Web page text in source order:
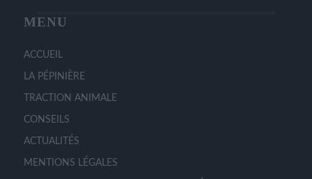
MENU
ACCUEIL
LA PÉPINIÈRE
TRACTION ANIMALE
CONSEILS
ACTUALITÉS
MENTIONS LÉGALES